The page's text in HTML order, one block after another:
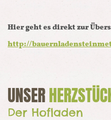
Hier geht es direkt zur
http://
UNSER
Der Hofladen